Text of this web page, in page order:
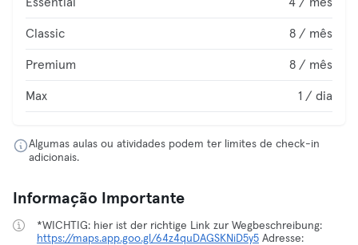
Classic 8 / mês
Premium 8 / mês
Max 1 / dia
Algumas aulas ou atividades podem ter limites de check-in
adicionais.
Informação Importante
*WICHTIG: hier ist der richtige Link zur Wegbeschreibung:
https://maps.app.goo.gl/64z4quDAGSKNiD5y5 Adresse: